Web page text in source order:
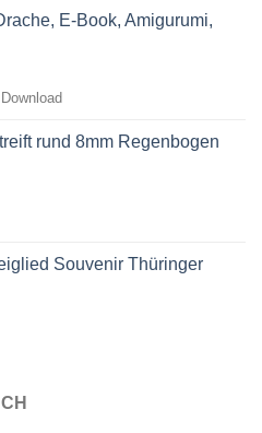
E-Book, Amigurumi,
rund 8mm Regenbogen
Souvenir Thüringer